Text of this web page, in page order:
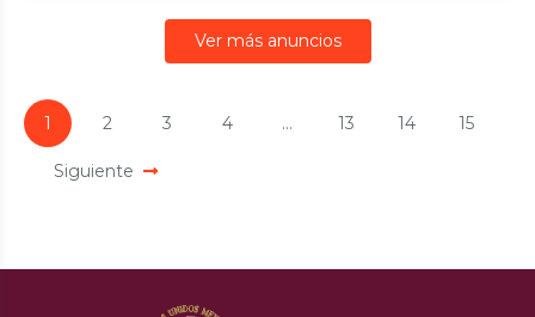
Ver más anuncios
1 2 3 4 ... 13 14 15
Siguiente